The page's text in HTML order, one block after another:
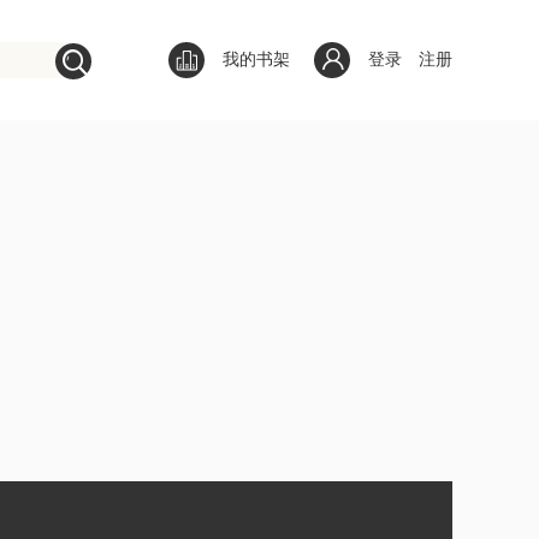
登录 注册
我的书架